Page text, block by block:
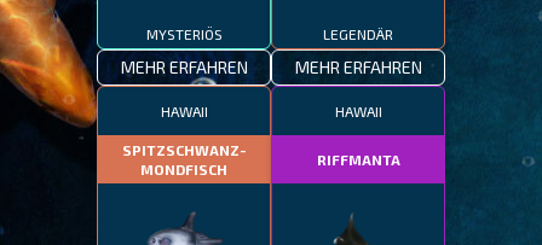
MYSTERIÖS
MEHR ERFAHREN
LEGENDÄR
MEHR ERFAHREN
HAWAII
SPITZSCHWANZ-
MONDFISCH
HAWAII
RIFFMANTA